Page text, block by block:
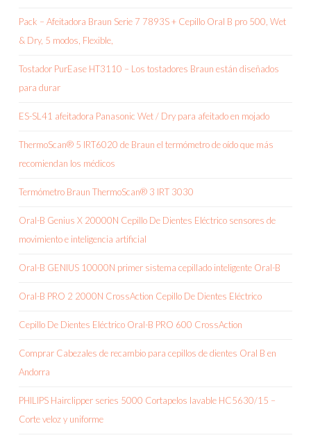
Pack – Afeitadora Braun Serie 7 7893S + Cepillo Oral B pro 500, Wet
& Dry, 5 modos, Flexible,
Tostador PurEase HT3110 – Los tostadores Braun están diseñados
para durar
ES-SL41 afeitadora Panasonic Wet / Dry para afeitado en mojado
ThermoScan® 5 IRT6020 de Braun el termómetro de oído que más
recomiendan los médicos
Termómetro Braun ThermoScan® 3 IRT 3030
Oral-B Genius X 20000N Cepillo De Dientes Eléctrico sensores de
movimiento e inteligencia artificial
Oral-B GENIUS 10000N primer sistema cepillado inteligente Oral-B
Oral-B PRO 2 2000N CrossAction Cepillo De Dientes Eléctrico
Cepillo De Dientes Eléctrico Oral-B PRO 600 CrossAction
Comprar Cabezales de recambio para cepillos de dientes Oral B en
Andorra
PHILIPS Hairclipper series 5000 Cortapelos lavable HC5630/15 –
Corte veloz y uniforme